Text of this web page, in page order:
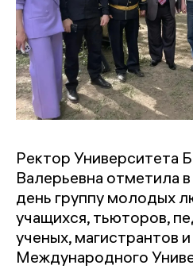
Ректор Университета
Валерьевна отметила
день группу молодых
учащихся, тьюторов,
ученых, магистрантов
Международного